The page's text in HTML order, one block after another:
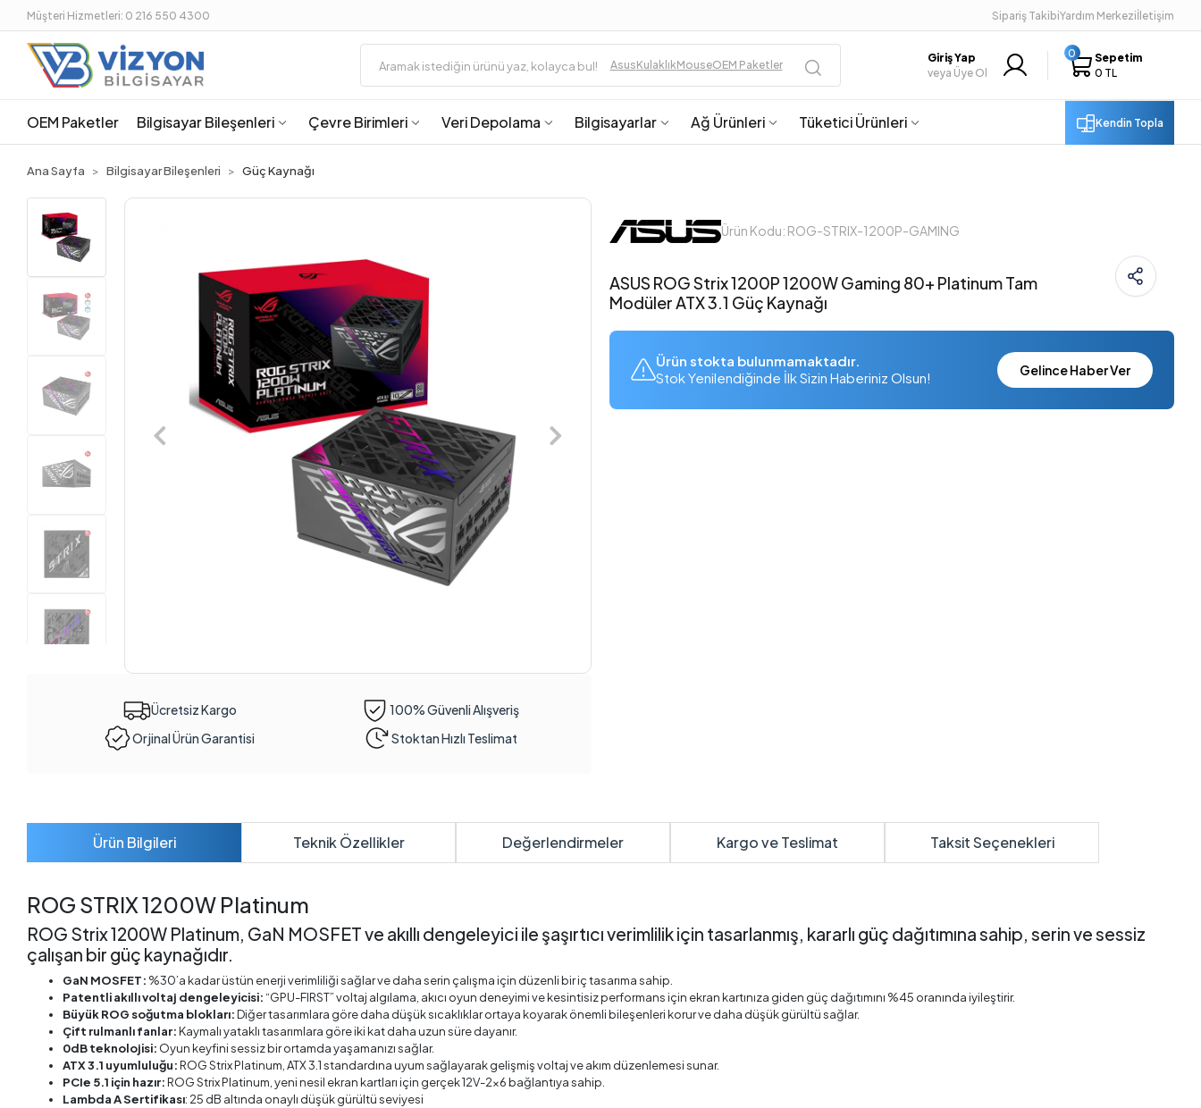
Müşteri Hizmetleri: 0 216 550 4300 Sipariş TakibiYardım Merkeziİletişim
AsusKulaklıkMouseOEM Paketler
Giriş Yap
veya Üye Ol
0
Sepetim
0 TL
OEM Paketler Bilgisayar Bileşenleri Çevre Birimleri Veri Depolama Bilgisayarlar Ağ Ürünleri Tüketici Ürünleri Kendin Topla
Ana Sayfa Bilgisayar Bileşenleri Güç Kaynağı
Ücretsiz Kargo
100% Güvenli Alışveriş
Orjinal Ürün Garantisi
Stoktan Hızlı Teslimat
Ürün Kodu: ROG-STRIX-1200P-GAMING
ASUS ROG Strix 1200P 1200W Gaming 80+ Platinum Tam
Modüler ATX 3.1 Güç Kaynağı
Ürün stokta bulunmamaktadır.
Stok Yenilendiğinde İlk Sizin Haberiniz Olsun!
Gelince Haber Ver
Ürün Bilgileri Teknik Özellikler Değerlendirmeler Kargo ve Teslimat Taksit Seçenekleri
ROG STRIX 1200W Platinum
ROG Strix 1200W Platinum, GaN MOSFET ve akıllı dengeleyici ile şaşırtıcı verimlilik için tasarlanmış, kararlı güç dağıtımına sahip, serin ve sessiz
çalışan bir güç kaynağıdır.
GaN MOSFET: %30’a kadar üstün enerji verimliliği sağlar ve daha serin çalışma için düzenli bir iç tasarıma sahip.
Patentli akıllı voltaj dengeleyicisi:“GPU-FIRST” voltaj algılama, akıcı oyun deneyimi ve kesintisiz performans için ekran kartınıza giden güç dağıtımını %45 oranında iyileştirir.
Büyük ROG soğutma blokları:Diğer tasarımlara göre daha düşük sıcaklıklar ortaya koyarak önemli bileşenleri korur ve daha düşük gürültü sağlar.
Çift rulmanlı fanlar:Kaymalı yataklı tasarımlara göre iki kat daha uzun süre dayanır.
0dB teknolojisi: Oyun keyfini sessiz bir ortamda yaşamanızı sağlar.
ATX 3.1 uyumluluğu:ROG Strix Platinum, ATX 3.1 standardına uyum sağlayarak gelişmiş voltaj ve akım düzenlemesi sunar.
PCIe 5.1 için hazır:ROG Strix Platinum, yeni nesil ekran kartları için gerçek 12V-2x6 bağlantıya sahip.
Lambda A Sertifikası: 25 dB altında onaylı düşük gürültü seviyesi